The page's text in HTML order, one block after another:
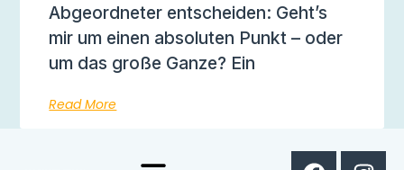
Abgeordneter entscheiden: Geht’s
mir um einen absoluten Punkt – oder
um das große Ganze? Ein
Read More